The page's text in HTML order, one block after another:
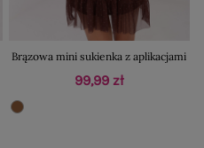
Brązowa mini sukienka z aplikacjami
99,99 zł